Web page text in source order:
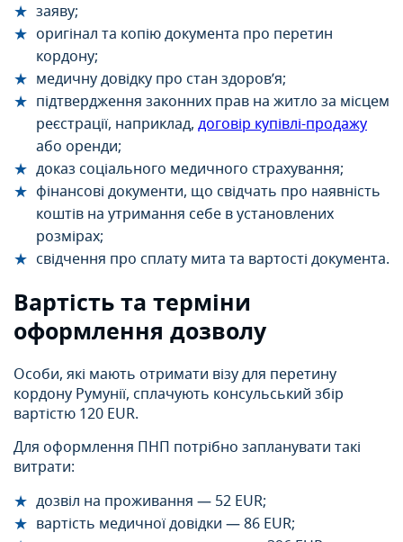
заяву;
оригінал та копію документа про перетин
кордону;
медичну довідку про стан здоров’я;
підтвердження законних прав на житло за місцем
реєстрації, наприклад, договір купівлі-продажу
або оренди;
доказ соціального медичного страхування;
фінансові документи, що свідчать про наявність
коштів на утримання себе в установлених
розмірах;
свідчення про сплату мита та вартості документа.
Вартість та терміни
оформлення дозволу
Особи, які мають отримати візу для перетину
кордону Румунії, сплачують консульський збір
вартістю 120 EUR.
Для оформлення ПНП потрібно запланувати такі
витрати:
дозвіл на проживання — 52 EUR;
вартість медичної довідки — 86 EUR;